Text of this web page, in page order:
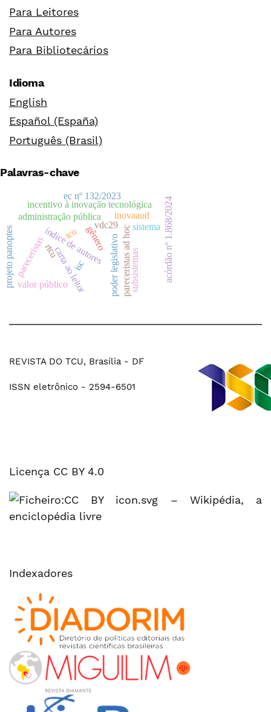
Para Leitores
Para Autores
Para Bibliotecários
Idioma
English
Español (España)
Português (Brasil)
Palavras-chave
pareceristas ad hoc
índice de autores
carta ao leitor
gênero
administração pública
valor público
inovaaud
projeto panoptes
incentivo à inovação tecnológica
vdc29
tcu
isc
pareceristas poder legislativo
sistema
subsistemas
rtcu acórdão nº 1.868/2024
ec nº 132/2023
REVISTA DO TCU, Brasília - DF
ISSN eletrônico - 2594-6501
Licença CC BY 4.0
Indexadores